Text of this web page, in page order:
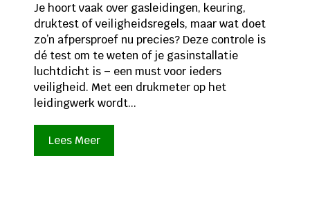
Je hoort vaak over gasleidingen, keuring,
druktest of veiligheidsregels, maar wat doet
zo’n afpersproef nu precies? Deze controle is
dé test om te weten of je gasinstallatie
luchtdicht is – een must voor ieders
veiligheid. Met een drukmeter op het
leidingwerk wordt...
Lees Meer